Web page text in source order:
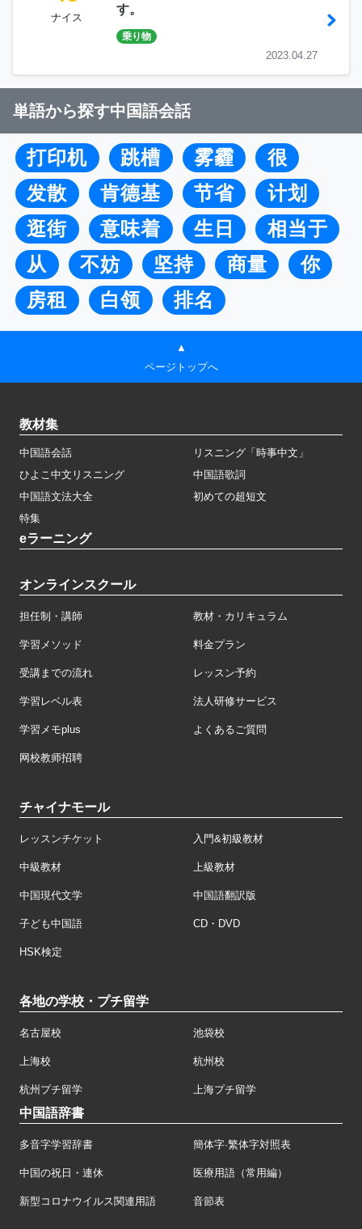
ナイス
す。
乗り物
2023.04.27
単語から探す中国語会話
打印机 跳槽 雾霾
很
发散
肯德基 节省
计划
逛街
意味着 生日
相当于
从
不妨 坚持 商量
你
房租
白领 排名
▲
ページトップへ
教材集
中国語会話
リスニング「時事中文」
ひよこ中文リスニング
中国語歌詞
中国語文法大全
初めての超短文
特集
eラーニング
オンラインスクール
担任制・講師 教材・カリキュラム
学習メソッド 料金プラン
受講までの流れ レッスン予約
学習レベル表 法人研修サービス
学習メモplus よくあるご質問
网校教师招聘
チャイナモール
レッスンチケット 入門&初級教材
中級教材 上級教材
中国現代文学 中国語翻訳版
子ども中国語 CD・DVD
HSK検定
各地の学校・プチ留学
名古屋校 池袋校
上海校 杭州校
杭州プチ留学 上海プチ留学
中国語辞書
多音字学習辞書 簡体字·繁体字対照表
中国の祝日・連休 医療用語（常用編）
新型コロナウイルス関連用語 音節表